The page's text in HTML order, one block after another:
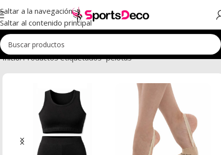
Saltar a la navegación
Saltar al contenido principal
Inicio Productos etiquetados “pelotas”